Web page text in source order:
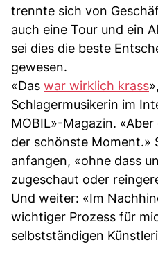
trennte sich von
auch eine Tour und ein
sei dies die beste
gewesen.
«Das war wirklich krass
Schlagermusikerin im
MOBIL»-Magazin.
der schönste Moment.»
anfangen, «ohne dass
zugeschaut oder
Und weiter: «Im
wichtiger Prozess für
selbstständigen